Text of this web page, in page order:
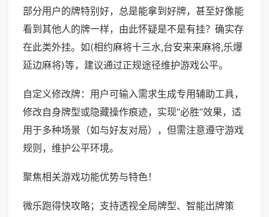
部分用户的牌特别好，总是能拿到好牌，甚至好像能
看到其他人的牌一样，由此怀疑是不是有挂？确实存
在此类外挂。如(相约麻将十三水,台安来来麻将,乐爆
延边麻将)等，建议通过正规途径维护游戏公平。
自定义修改牌：用户可输入需求生成专用辅助工具，
修改自身牌型或隐藏操作痕迹，实现“必胜”效果，适
用于多种场景（如与好友对局），但需注意遵守游戏
规则，维护公平环境。
聚焦相关游戏功能优势与特色！
微乐跑得快攻略；支持透视全局牌型、智能出牌策